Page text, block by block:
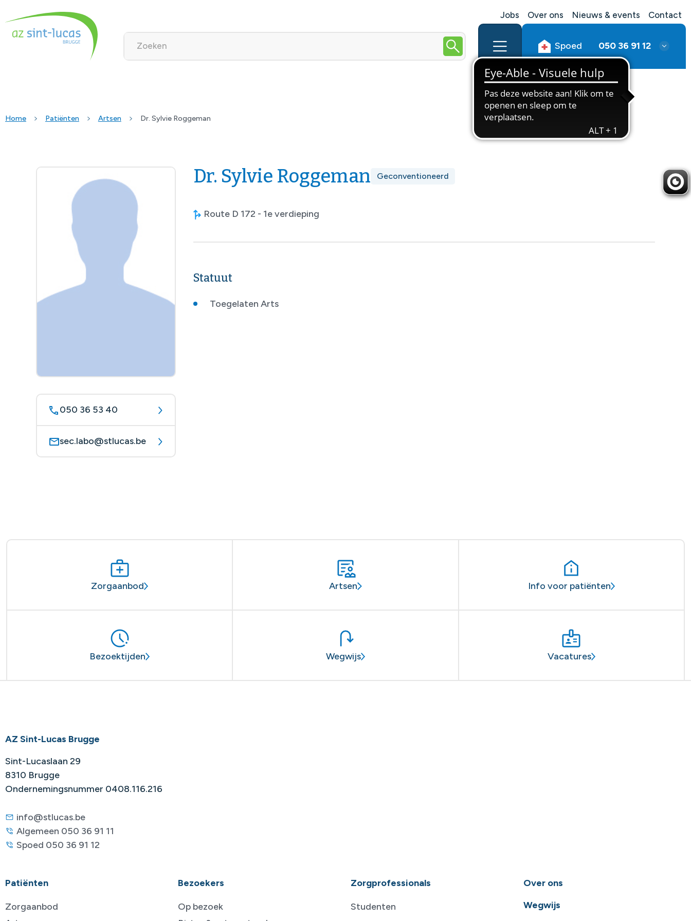
Jobs Over ons Nieuws & events Contact
Spoed 050 36 91 12
Home Patiënten Artsen Dr. Sylvie Roggeman
050 36 53 40
sec.labo@stlucas.be
Dr. Sylvie Roggeman Geconventioneerd
Route D 172 - 1e verdieping
Statuut
Toegelaten Arts
Zorgaanbod Artsen Info voor patiënten
Bezoektijden Wegwijs Vacatures
AZ Sint-Lucas Brugge
Sint-Lucaslaan 29
8310 Brugge
Ondernemingsnummer 0408.116.216
info@stlucas.be
Algemeen 050 36 91 11
Spoed 050 36 91 12
Patiënten
Zorgaanbod
Bezoekers
Op bezoek
Zorgprofessionals
Studenten
Over ons
Wegwijs